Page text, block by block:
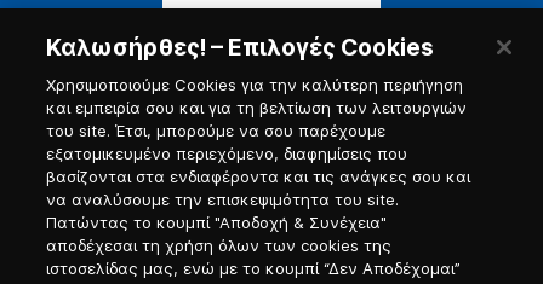
Πύλη Ναυτικού
Καλωσήρθες! – Επιλογές Cookies
Χρησιμοποιούμε Cookies για την καλύτερη περιήγηση
και εμπειρία σου και για τη βελτίωση των λειτουργιών
του site. Έτσι, μπορούμε να σου παρέχουμε
εξατομικευμένο περιεχόμενο, διαφημίσεις που
βασίζονται στα ενδιαφέροντα και τις ανάγκες σου και
να αναλύσουμε την επισκεψιμότητα του site.
Πατώντας το κουμπί "Αποδοχή & Συνέχεια"
αποδέχεσαι τη χρήση όλων των cookies της
ιστοσελίδας μας, ενώ με το κουμπί “Δεν Αποδέχομαι”